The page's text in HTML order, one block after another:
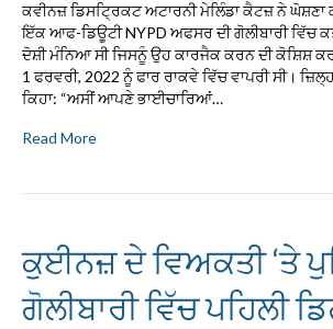
ਕਵੀਨਜ਼ ਡਿਸਟ੍ਰਿਕਟ ਅਟਾਰਨੀ ਮੇਲਿੰਡਾ ਕੈਟਜ਼ ਨੇ ਘੋਸ਼ਣਾ
ਇੱਕ ਆਫ-ਡਿਊਟੀ NYPD ਅਫਸਰ ਦੀ ਗੋਲੀਬਾਰੀ ਵਿੱਚ
ਦੋਸ਼ੀ ਮੰਨਿਆ ਸੀ ਜਿਸਨੂੰ ਉਹ ਕਾਰਜੈਕ ਕਰਨ ਦੀ ਕੋਸ਼ਿਸ਼
1 ਫਰਵਰੀ, 2022 ਨੂੰ ਫਾਰ ਰਾਕਵੇ ਵਿੱਚ ਵਾਪਰੀ ਸੀ।
ਕਿਹਾ: “ਅਸੀਂ ਆਪਣੇ ਭਾਈਚਾਰਿਆਂ…
Read More
ਕੁਈਨਜ਼ ਦੇ ਵਿਅਕਤੀ ‘ਤੇ
ਗੋਲੀਬਾਰੀ ਵਿੱਚ ਪਹਿਲੀ